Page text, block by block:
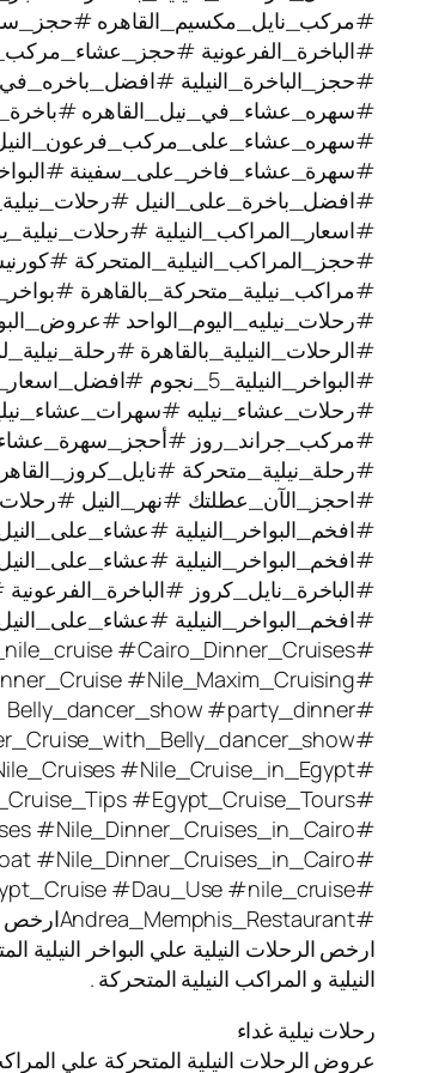
#مركب_نايل_مكسيم_القاهره
#الباخرة_الفرعونية
#حجز_الباخرة_النيلية
#سهره_عشاء_في_نيل_القاهره‏
#سهره_عشاء_على_مركب_فرعون_النيل
#سهرة_عشاء_فاخر_على_سفينة
#افضل_باخرة_على_النيل
#اسعار_المراكب_النيلية
#حجز_المراكب_النيلية_المتحركة
#مراكب_نيلية_متحركة_بالقاهرة #بواخر_نيلية_5_نجوم
#رحلات_نيليه_اليوم_الواحد
#الرحلات_النيلية_بالقاهرة
#البواخر_النيلية_5_نجوم #افضل_اسعار_حجز_رحلات_نيليه #رحلة_نيلية
#رحلات_عشاء_نيليه
#مركب_جراند_روز
#رحلة_نيلية_متحركة ‫#نايل_كروز_القاهرة #سهرة_نيلية_ممتعة
#احجز_الآن_عطلتك #نهر_النيل
#افخم_البواخر_النيلية
#افخم_البواخر_النيلية #عشاء_على_النيل
#الباخرة_نايل_كروز
#افخم_البواخر_النيلية #عشاء_على_النيل
#party_dinner_nile_cruise #Cairo_Dinner_Cruises
#Nile_Cairo_Dinner_Cruise #Nile_Maxim_Cruising
#Belly_dancer_show #party_dinner
#Cairo_dinner_Cruise_with_Belly_dancer_show
#Best_Nile_Cruises #Nile_Cruise_in_Egypt
#Nile_Cruise_Tips #Egypt_Cruise_Tours
#Nile_Cruises #Nile_Dinner_Cruises_in_Cairo
#Blue_Nile_Boat #Nile_Dinner_Cruises_in_Cairo
#Nile_Egypt_Cruise #Dau_Use #nile_cruise
#Andrea_Memphis_Restaurantارخص الرحلات النيلية
ارخص الرحلات النيلية علي البواخر
النيلية و المراكب النيلية المتحركة .
رحلات نيلية غداء
عروض الرحلات النيلية المتحركة علي